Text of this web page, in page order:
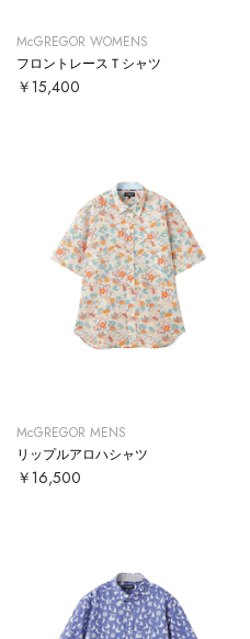
McGREGOR WOMENS
フロントレースＴシャツ
￥15,400
McGREGOR MENS
リップルアロハシャツ
￥16,500